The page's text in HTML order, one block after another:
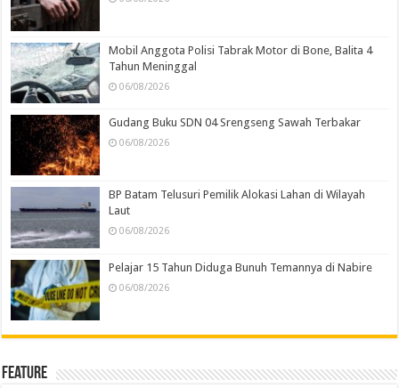
Mobil Anggota Polisi Tabrak Motor di Bone, Balita 4
Tahun Meninggal
06/08/2026
Gudang Buku SDN 04 Srengseng Sawah Terbakar
06/08/2026
BP Batam Telusuri Pemilik Alokasi Lahan di Wilayah
Laut
06/08/2026
Pelajar 15 Tahun Diduga Bunuh Temannya di Nabire
06/08/2026
Feature